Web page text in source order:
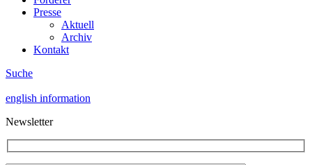
Presse
Aktuell
Archiv
Kontakt
Suche
english information
Newsletter